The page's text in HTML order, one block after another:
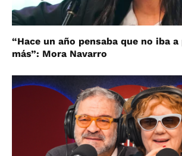
“Hace un año pensaba que no iba
más”: Mora Navarro